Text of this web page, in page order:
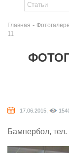
Главная -
11
17.06.2015,
Бампербол, тел.